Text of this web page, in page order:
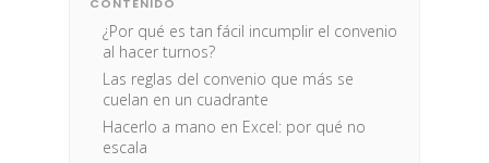
¿Por qué es tan fácil incumplir el convenio
al hacer turnos?
Las reglas del convenio que más se
cuelan en un cuadrante
Hacerlo a mano en Excel: por qué no
escala